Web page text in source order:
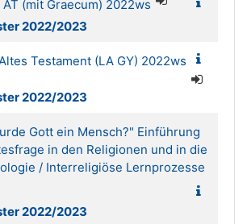
(mit Graecum) 2022ws
2022/2023
Testament (LA GY) 2022ws
2022/2023
Gott ein Mensch?" Einführung
in den Religionen und in die
/ Interreligiöse Lernprozesse
2022/2023